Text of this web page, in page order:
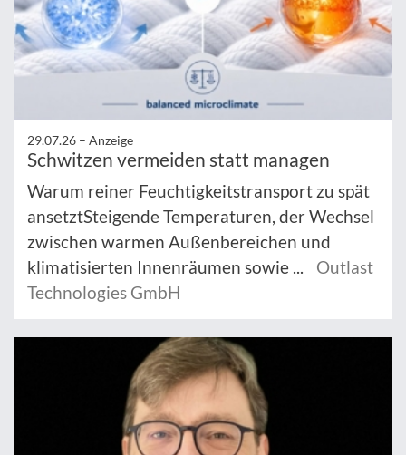
29.07.26 – Anzeige
Schwitzen vermeiden statt managen
Warum reiner Feuchtigkeitstransport zu spät
ansetztSteigende Temperaturen, der Wechsel
zwischen warmen Außenbereichen und
klimatisierten Innenräumen sowie ...
Outlast
Technologies GmbH